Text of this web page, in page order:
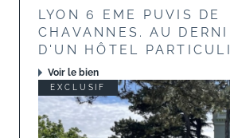
LYON 6 EME PUVIS DE
CHAVANNES. AU
D'UN HÔTEL
Voir le bien
EXCLUSIF